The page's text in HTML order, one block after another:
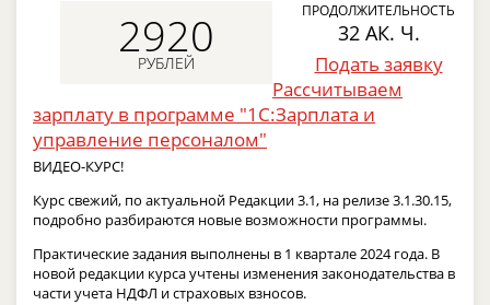
2920
РУБЛЕЙ
ПРОДОЛЖИТЕЛЬНОСТЬ
32 АК. Ч.
Подать заявку
Рассчитываем
зарплату в программе "1С:Зарплата и
управление персоналом"
ВИДЕО-КУРС!
Курс свежий, по актуальной Редакции 3.1, на релизе 3.1.30.15,
подробно разбираются новые возможности программы.
Практические задания выполнены в 1 квартале 2024 года. В
новой редакции курса учтены изменения законодательства в
части учета НДФЛ и страховых взносов.